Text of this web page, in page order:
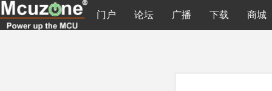
门户 论坛 广播 下载 商城